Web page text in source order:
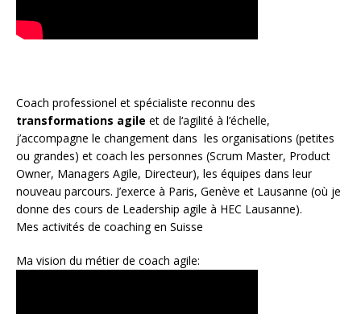
Coach professionel et spécialiste reconnu des
transformations agile et de l‘agilité à l’échelle,
j’accompagne le changement dans les organisations (petites
ou grandes) et coach les personnes (Scrum Master, Product
Owner, Managers Agile, Directeur), les équipes dans leur
nouveau parcours. J’exerce à Paris, Genève et Lausanne (où je
donne des cours de Leadership agile à HEC Lausanne).
Mes activités de coaching en Suisse
Ma vision du métier de coach agile: